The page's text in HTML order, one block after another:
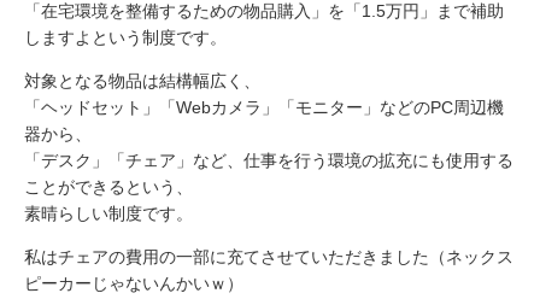
「在宅環境を整備するための物品購入」を「1.5万円」まで補助
しますよという制度です。
対象となる物品は結構幅広く、
「ヘッドセット」「Webカメラ」「モニター」などのPC周辺機
器から、
「デスク」「チェア」など、仕事を行う環境の拡充にも使用する
ことができるという、
素晴らしい制度です。
私はチェアの費用の一部に充てさせていただきました（ネックス
ピーカーじゃないんかいｗ）